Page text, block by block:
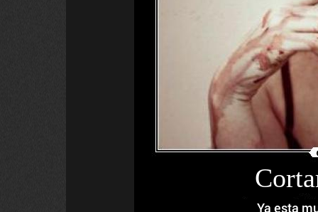
Ya esta